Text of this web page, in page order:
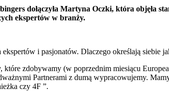
dołączyła Martyna Oczki, która objęła
ekspertów w branży.
i pasjonatów. Dlaczego określają siebie
zdobywamy (w poprzednim miesiącu
Partnerami z dumą wypracowujemy.
czy 4F ”.